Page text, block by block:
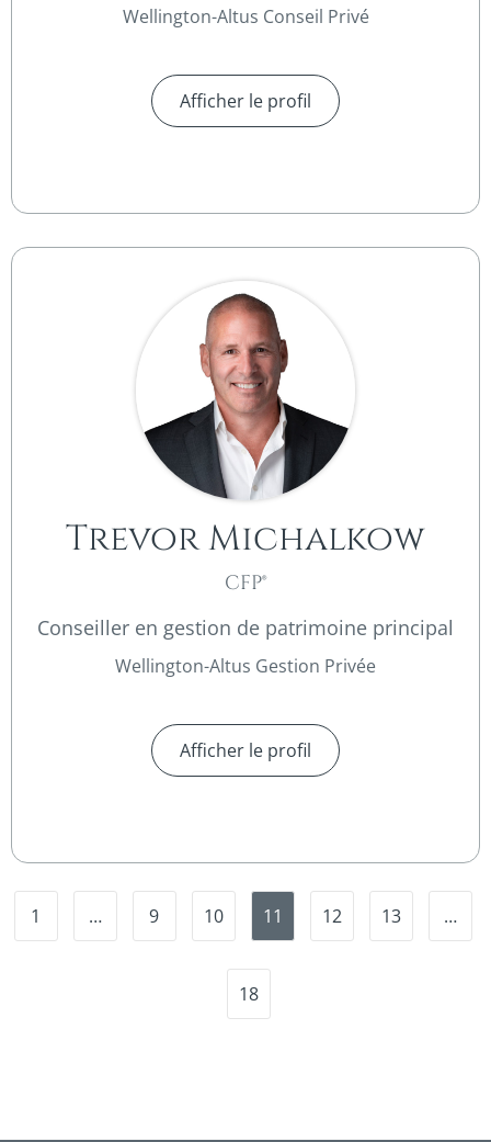
Wellington-Altus Conseil Privé
Afficher le profil
Trevor Michalkow
CFP®
Conseiller en gestion de patrimoine principal
Wellington-Altus Gestion Privée
Afficher le profil
1 … 9 10 11 12 13 …
18